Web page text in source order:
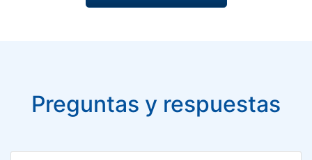
Preguntas y respuestas